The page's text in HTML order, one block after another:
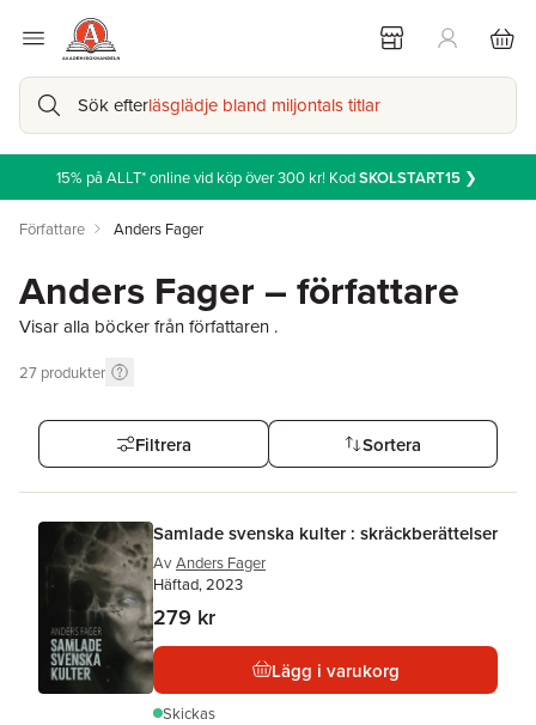
Sök efterläsglädje bland miljontals titlar
15% på ALLT* online vid köp över 300 kr! KodSKOLSTART15❯
Författare Anders Fager
Anders Fager – författare
Visar alla böcker från författaren .
27 produkter
Filtrera Sortera
Samlade svenska kulter : skräckberättelser
Av Anders Fager
Häftad, 2023
279 kr
Lägg i varukorg
Skickas